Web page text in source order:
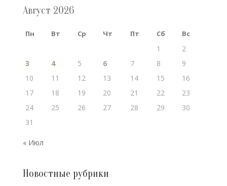
Август 2026
Пн Вт Ср Чт Пт Сб Вс
1
2
3
4 5 6 7 8
9
10
11 12 13 14 15
16
17
18 19 20 21 22
23
24
25 26 27 28 29
30
31
« Июл
Новостные рубрики